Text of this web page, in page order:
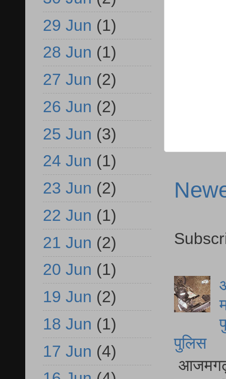
पुलिस
आजमगढ़
29 Jun (1)
28 Jun (1)
27 Jun (2)
26 Jun (2)
25 Jun (3)
24 Jun (1)
23 Jun (2)
22 Jun (1)
21 Jun (2)
20 Jun (1)
19 Jun (2)
18 Jun (1)
17 Jun (4)